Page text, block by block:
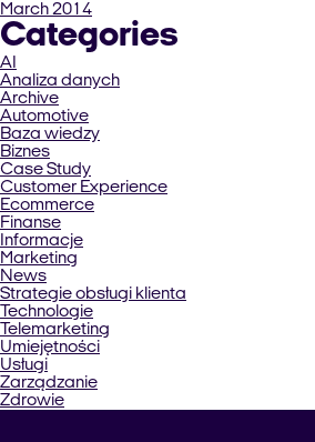
March 2014
Categories
AI
Analiza danych
Archive
Automotive
Baza wiedzy
Biznes
Case Study
Customer Experience
Ecommerce
Finanse
Informacje
Marketing
News
Strategie obsługi klienta
Technologie
Telemarketing
Umiejętności
Usługi
Zarządzanie
Zdrowie